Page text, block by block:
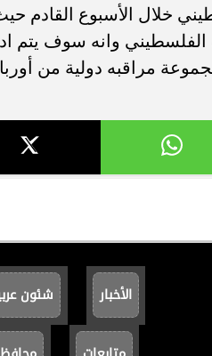
خلال الأسبوع القادم
وانه سوف يتم
مراقبه دولية من
الأخبار شئون